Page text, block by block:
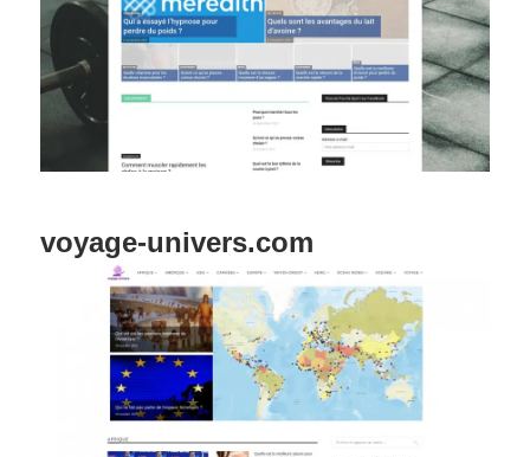
voyage-univers.com